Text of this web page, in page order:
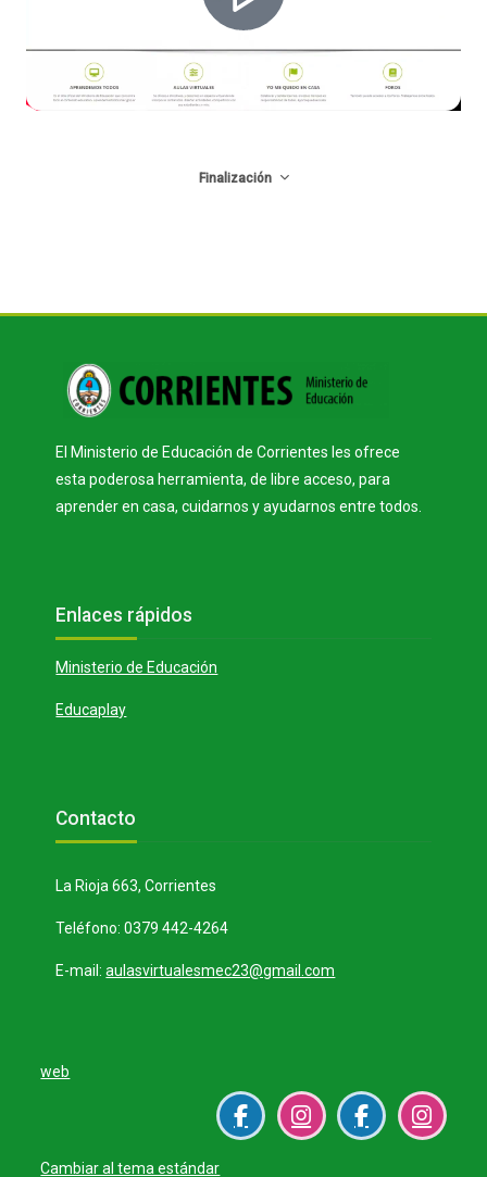
V
e
o
d
u
r
V
Finalización
R
e
o
d
í
d
El Ministerio de Educación de Corrientes les ofrece
esta poderosa herramienta, de libre acceso, para
aprender en casa, cuidarnos y ayudarnos entre todos.
Bloques
Enlaces rápidos
Ministerio de Educación
Educaplay
Bloques
Contacto
La Rioja 663, Corrientes
Teléfono: 0379 442-4264
E-mail:aulasvirtualesmec23@gmail.com
web
Cambiar al tema estándar